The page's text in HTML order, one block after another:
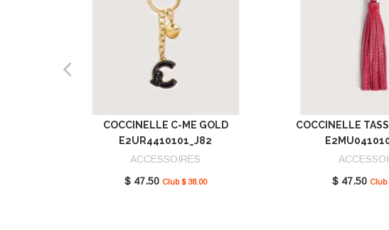
COCCINELLE C-ME GOLD
E2UR4410101_J82
ACCESSOIRES
$ 47.50 Club $ 38.00
COCCINELLE
$ 47.50 Club